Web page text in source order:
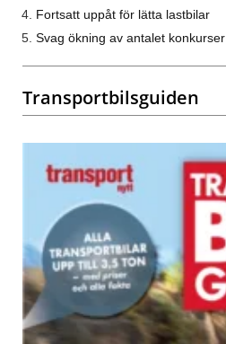
Fortsatt uppåt för lätta lastbilar
Svag ökning av antalet konkurser
Transportbilsguiden